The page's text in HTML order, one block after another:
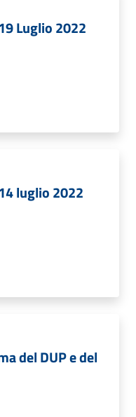
Luglio 2022
luglio 2022
del DUP e del